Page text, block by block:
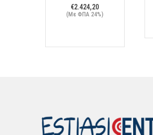
€2.424,20
(Με ΦΠΑ 24%)